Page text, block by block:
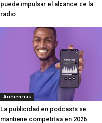
puede impulsar el alcance de la
radio
Audiencias
La publicidad en podcasts se
mantiene competitiva en 2026